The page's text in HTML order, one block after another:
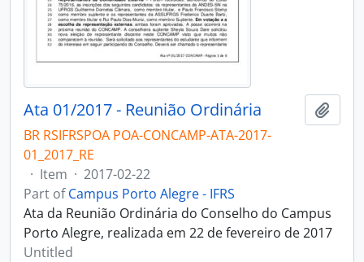
Ata 01/2017 - Reunião Ordinária
BR RSIFRSPOA POA-CONCAMP-ATA-2017-
01_2017_RE
· Item · 2017-02-22
Part ofCampus Porto Alegre - IFRS
Ata da Reunião Ordinária do Conselho do Campus
Porto Alegre, realizada em 22 de fevereiro de 2017
Untitled